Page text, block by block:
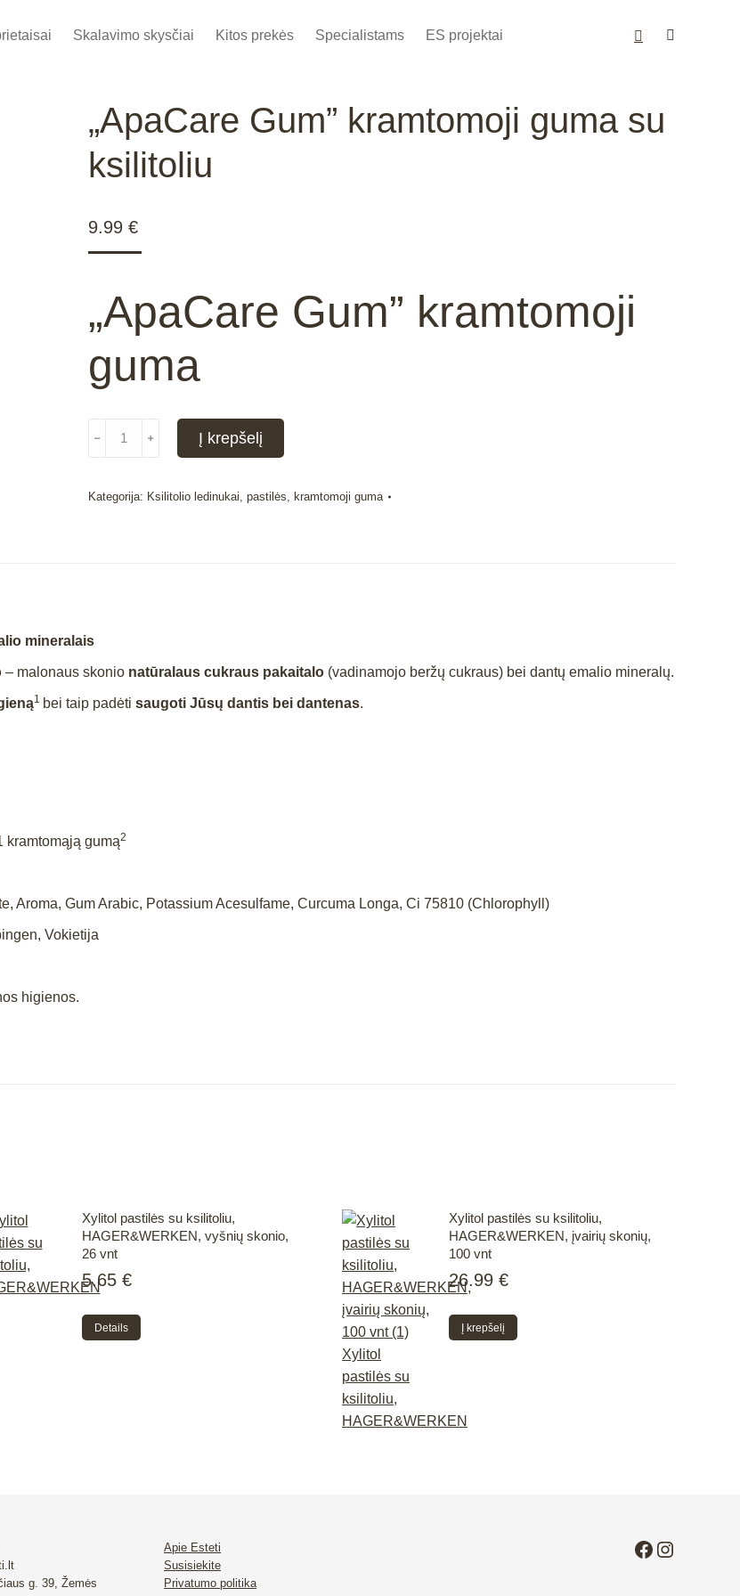
Skalavimo skysčiai Kitos prekės Specialistams ES projektai
„ApaCare Gum” kramtomoji guma su
ksilitoliu
9.99 €
„ApaCare Gum” kramtomoji
guma
Gum”
﹣ ﹢ Į krepšelį
Kategorija: Ksilitolio ledinukai, pastilės, kramtomoji guma
mineralais
– malonaus skonio natūralaus cukraus pakaitalo (vadinamojo beržų cukraus) bei dantų emalio mineralų.
1 bei taip padėti saugoti Jūsų dantis bei dantenas.
kramtomąją gumą2
Aroma, Gum Arabic, Potassium Acesulfame, Curcuma Longa, Ci 75810 (Chlorophyll)
Vokietija
higienos.
Xylitol pastilės su ksilitoliu,
HAGER&WERKEN, vyšnių skonio,
26 vnt
5.65 €
Details
Xylitol pastilės su ksilitoliu,
HAGER&WERKEN, įvairių skonių,
100 vnt
26.99 €
Į krepšelį
g. 39, Žemės
Apie Esteti
Susisiekite
Privatumo politika
Facebook